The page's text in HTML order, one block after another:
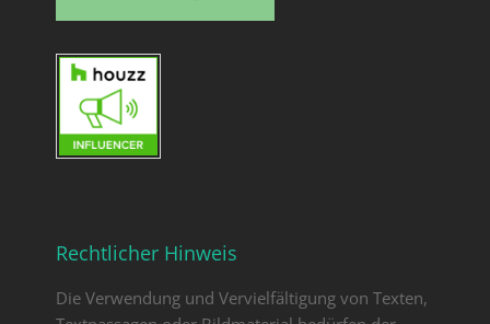
Rechtlicher Hinweis
Die Verwendung und Vervielfältigung von Texten,